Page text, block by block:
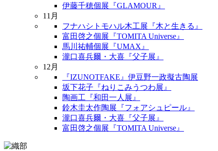
伊藤千穂個展『GLAMOUR』
11月
フナハシトモハル木工展『木と生きる』
富田啓之個展『TOMITA Universe』
馬川祐輔個展『UMAX』
瀧口喜兵爾・大喜『父子展』
12月
『IZUNOTFAKE』伊豆野一政擬古陶展
坂下花子『ねりこみうつわ展』
陶画工『和田一人展』
鈴木圭太作陶展『フォアシュピール』
瀧口喜兵爾・大喜『父子展』
富田啓之個展『TOMITA Universe』